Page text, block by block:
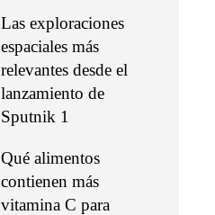
Las exploraciones
espaciales más
relevantes desde el
lanzamiento de
Sputnik 1
Qué alimentos
contienen más
vitamina C para